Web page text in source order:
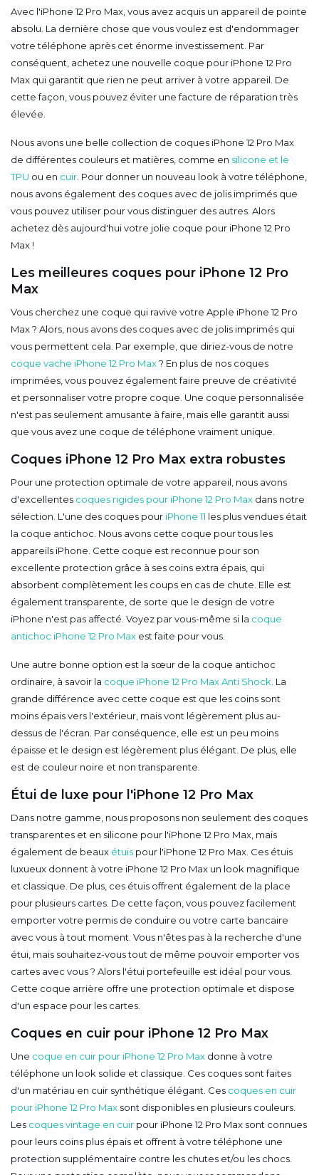
Avec l'iPhone 12 Pro Max, vous avez acquis un appareil de pointe
absolu. La dernière chose que vous voulez est d'endommager
votre téléphone après cet énorme investissement. Par
conséquent, achetez une nouvelle coque pour iPhone 12 Pro
Max qui garantit que rien ne peut arriver à votre appareil. De
cette façon, vous pouvez éviter une facture de réparation très
élevée.
Nous avons une belle collection de coques iPhone 12 Pro Max
de différentes couleurs et matières, comme en silicone et le
TPU ou en cuir . Pour donner un nouveau look à votre téléphone,
nous avons également des coques avec de jolis imprimés que
vous pouvez utiliser pour vous distinguer des autres. Alors
achetez dès aujourd'hui votre jolie coque pour iPhone 12 Pro
Max !
Les meilleures coques pour iPhone 12 Pro
Max
Vous cherchez une coque qui ravive votre Apple iPhone 12 Pro
Max ? Alors, nous avons des coques avec de jolis imprimés qui
vous permettent cela. Par exemple, que diriez-vous de notre
coque vache iPhone 12 Pro Max? En plus de nos coques
imprimées, vous pouvez également faire preuve de créativité
et personnaliser votre propre coque. Une coque personnalisée
n'est pas seulement amusante à faire, mais elle garantit aussi
que vous avez une coque de téléphone vraiment unique.
Coques iPhone 12 Pro Max extra robustes
Pour une protection optimale de votre appareil, nous avons
d'excellentes coques rigides pour iPhone 12 Pro Max dans notre
sélection. L'une des coques pour iPhone 11 les plus vendues était
la coque antichoc. Nous avons cette coque pour tous les
appareils iPhone. Cette coque est reconnue pour son
excellente protection grâce à ses coins extra épais, qui
absorbent complètement les coups en cas de chute. Elle est
également transparente, de sorte que le design de votre
iPhone n'est pas affecté. Voyez par vous-même si la coque
antichoc iPhone 12 Pro Max est faite pour vous.
Une autre bonne option est la sœur de la coque antichoc
ordinaire, à savoir la coque iPhone 12 Pro Max Anti Shock . La
grande différence avec cette coque est que les coins sont
moins épais vers l'extérieur, mais vont légèrement plus au-
dessus de l'écran. Par conséquence, elle est un peu moins
épaisse et le design est légèrement plus élégant. De plus, elle
est de couleur noire et non transparente.
Étui de luxe pour l'iPhone 12 Pro Max
Dans notre gamme, nous proposons non seulement des coques
transparentes et en silicone pour l'iPhone 12 Pro Max, mais
également de beaux étuis pour l'iPhone 12 Pro Max. Ces étuis
luxueux donnent à votre iPhone 12 Pro Max un look magnifique
et classique. De plus, ces étuis offrent également de la place
pour plusieurs cartes. De cette façon, vous pouvez facilement
emporter votre permis de conduire ou votre carte bancaire
avec vous à tout moment. Vous n'êtes pas à la recherche d'une
étui, mais souhaitez-vous tout de même pouvoir emporter vos
cartes avec vous ? Alors l'étui portefeuille est idéal pour vous.
Cette coque arrière offre une protection optimale et dispose
d'un espace pour les cartes.
Coques en cuir pour iPhone 12 Pro Max
Une coque en cuir pour iPhone 12 Pro Max donne à votre
téléphone un look solide et classique. Ces coques sont faites
d'un matériau en cuir synthétique élégant. Ces coques en cuir
pour iPhone 12 Pro Max sont disponibles en plusieurs couleurs.
Les coques vintage en cuir pour iPhone 12 Pro Max sont connues
pour leurs coins plus épais et offrent à votre téléphone une
protection supplémentaire contre les chutes et/ou les chocs.